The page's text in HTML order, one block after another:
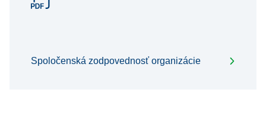
Spoločenská zodpovednosť organizácie